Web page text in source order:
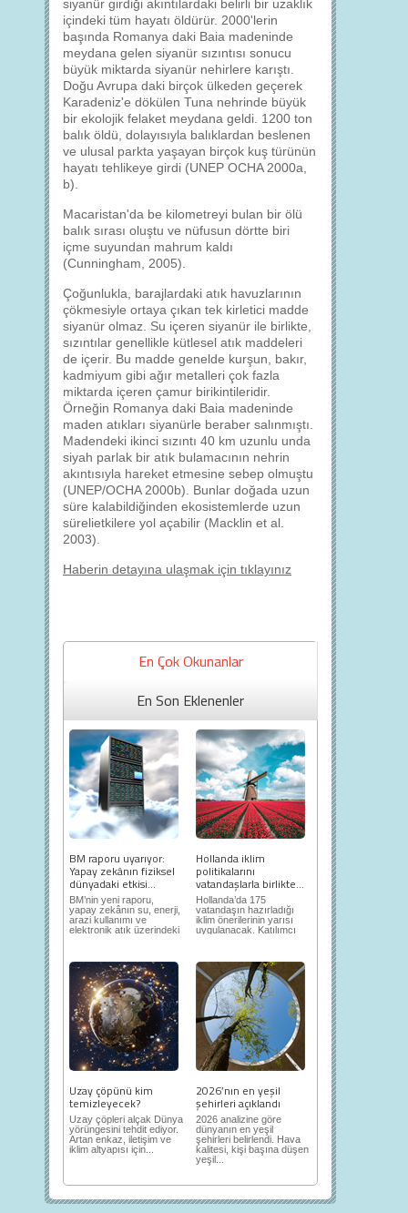
siyanür girdiği akıntılardaki belirli bir uzaklık
içindeki tüm hayatı öldürür. 2000'lerin
başında Romanya daki Baia madeninde
meydana gelen siyanür sızıntısı sonucu
büyük miktarda siyanür nehirlere karıştı.
Doğu Avrupa daki birçok ülkeden geçerek
Karadeniz'e dökülen Tuna nehrinde büyük
bir ekolojik felaket meydana geldi. 1200 ton
balık öldü, dolayısıyla balıklardan beslenen
ve ulusal parkta yaşayan birçok kuş türünün
hayatı tehlikeye girdi (UNEP OCHA 2000a,
b).
Macaristan'da be kilometreyi bulan bir ölü
balık sırası oluştu ve nüfusun dörtte biri
içme suyundan mahrum kaldı
(Cunningham, 2005).
Çoğunlukla, barajlardaki atık havuzlarının
çökmesiyle ortaya çıkan tek kirletici madde
siyanür olmaz. Su içeren siyanür ile birlikte,
sızıntılar genellikle kütlesel atık maddeleri
de içerir. Bu madde genelde kurşun, bakır,
kadmiyum gibi ağır metalleri çok fazla
miktarda içeren çamur birikintileridir.
Örneğin Romanya daki Baia madeninde
maden atıkları siyanürle beraber salınmıştı.
Madendeki ikinci sızıntı 40 km uzunlu unda
siyah parlak bir atık bulamacının nehrin
akıntısıyla hareket etmesine sebep olmuştu
(UNEP/OCHA 2000b). Bunlar doğada uzun
süre kalabildiğinden ekosistemlerde uzun
sürelietkilere yol açabilir (Macklin et al.
2003).
Haberin detayına ulaşmak için tıklayınız
En Çok Okunanlar
En Son Eklenenler
BM raporu uyarıyor:
Yapay zekânın fiziksel
dünyadaki etkisi...
BM’nin yeni raporu,
yapay zekânın su, enerji,
arazi kullanımı ve
elektronik atık üzerindeki
Hollanda iklim
politikalarını
vatandaşlarla birlikte...
Hollanda’da 175
vatandaşın hazırladığı
iklim önerilerinin yarısı
uygulanacak. Katılımcı
Uzay çöpünü kim
temizleyecek?
Uzay çöpleri alçak Dünya
yörüngesini tehdit ediyor.
Artan enkaz, iletişim ve
iklim altyapısı için...
2026’nın en yeşil
şehirleri açıklandı
2026 analizine göre
dünyanın en yeşil
şehirleri belirlendi. Hava
kalitesi, kişi başına düşen
yeşil...